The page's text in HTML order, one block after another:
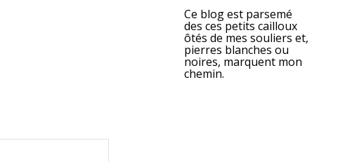
Ce blog est parsemé
des ces petits cailloux
ôtés de mes souliers et,
pierres blanches ou
noires, marquent mon
chemin.